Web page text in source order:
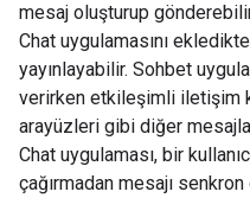
mesaj oluşturup
Chat uygulamasını
yayınlayabilir. Sohbet
verirken etkileşimli iletişim
arayüzleri gibi diğer
Chat uygulaması, bir
çağırmadan mesajı